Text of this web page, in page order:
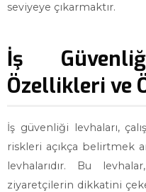
seviyeye çıkarmaktır.
İş
Özellikleri ve
İş güvenliği levhaları,
riskleri açıkça belirtmek
levhalarıdır. Bu
ziyaretçilerin dikkatini